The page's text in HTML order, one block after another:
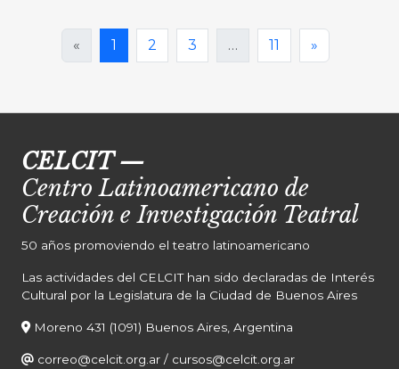
« 1 2 3 … 11 »
CELCIT—
Centro Latinoamericano de
Creación e Investigación Teatral
50 años promoviendo el teatro latinoamericano
Las actividades del CELCIT han sido declaradas de Interés
Cultural por la Legislatura de la Ciudad de Buenos Aires
Moreno 431 (1091) Buenos Aires, Argentina
correo@celcit.org.ar / cursos@celcit.org.ar